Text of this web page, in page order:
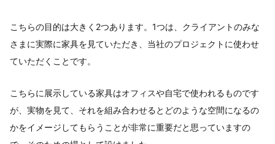
こちらの目的は大きく2つあります。1つは、クライアントのみな
さまに実際に家具を見ていただき、当社のプロジェクトに使わせ
ていただくことです。
こちらに展示している家具はオフィスや自宅で使われるものです
が、実物を見て、それを組み合わせるとどのような空間になるの
かをイメージしてもらうことが非常に重要だと思っていますの